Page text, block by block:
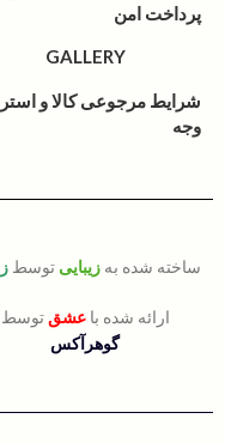
پرداخت امن
GALLERY
شرایط مرجوعی کالا و
وجه
ساخته شده به زیبایی توسط
ارائه شده باعشق توسط
گوهرآکس